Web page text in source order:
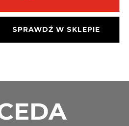
SPRAWDŹ W SKLEPIE